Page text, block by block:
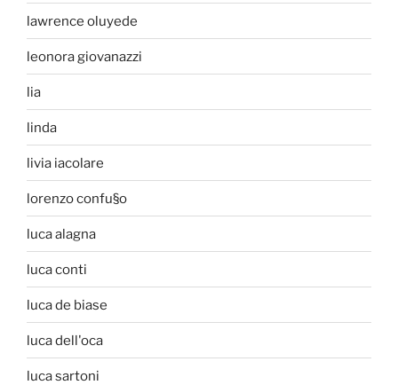
lawrence oluyede
leonora giovanazzi
lia
linda
livia iacolare
lorenzo confu§o
luca alagna
luca conti
luca de biase
luca dell'oca
luca sartoni